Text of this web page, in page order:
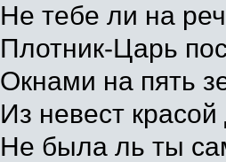
Не тебе ли на
Плотник-Царь
Окнами на пять
Из невест
Не была ль ты